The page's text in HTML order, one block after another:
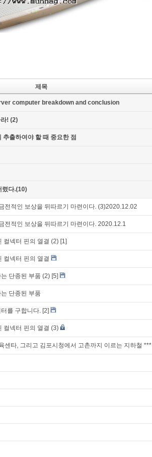
제목
computer breakdown and conclusion
! (2)
출하여야 할 때 중요한 점
렸다.(10)
전적인 보상을 뒤따르기 마련이다. (3)2020.12.02
전적인 보상을 뒤따르기 마련이다. 2020.12.1
컬넥터 핀의 열결 (2) [1]
컬넥터 핀의 열결
단종된 부품 (2) [5]
단종된 부품
를 구합니다. [2]
컬넥터 핀의 열결 (3)
센타, 그리고 김포시청에서 고촌까지 이르는 지하철 ***